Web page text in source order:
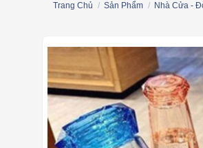
Trang Chủ / Sản Phẩm / Nhà Cửa -